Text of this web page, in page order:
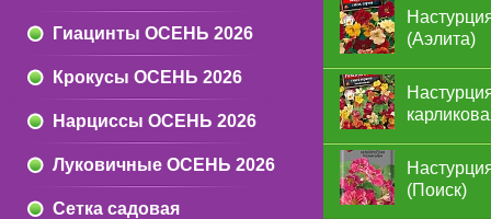
Гиацинты ОСЕНЬ 2026
Крокусы ОСЕНЬ 2026
Нарциссы ОСЕНЬ 2026
Луковичные ОСЕНЬ 2026
Сетка садовая
(Аэлита)
(Поиск)